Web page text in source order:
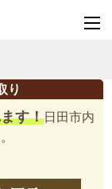
り
す！日田市内